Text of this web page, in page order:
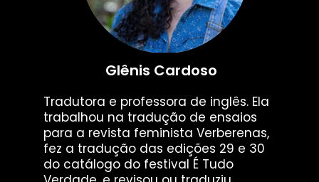
Glênis Cardoso
Tradutora e professora de inglês. Ela
trabalhou na tradução de ensaios
para a revista feminista Verberenas,
fez a tradução das edições 29 e 30
do catálogo do festival É Tudo